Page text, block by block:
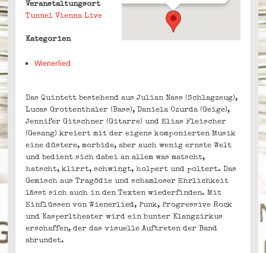
Veranstaltungsort
Tunnel Vienna Live
Kategorien
Wienerlied
Das Quintett bestehend aus Julian Nass (Schlagzeug),
Lucas Grottenthaler (Bass), Daniela Czurda (Geige),
Jennifer Gitschner (Gitarre) und Elias Fleischer
(Gesang) kreiert mit der eigens komponierten Musik
eine düstere, morbide, aber auch wenig ernste Welt
und bedient sich dabei an allem was matscht,
hatscht, klirrt, schwingt, holpert und poltert. Das
Gemisch aus Tragödie und schamloser Ehrlichkeit
lässt sich auch in den Texten wiederfinden. Mit
Einflüssen von Wienerlied, Punk, Progressive Rock
und Kasperltheater wird ein bunter Klangzirkus
erschaffen, der das visuelle Auftreten der Band
abrundet.